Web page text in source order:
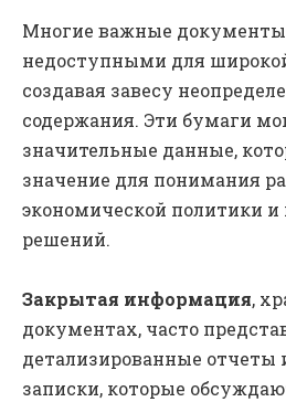
Многие важные документы
недоступными для
создавая завесу
содержания. Эти бумаги
значительные данные,
значение для понимания
экономической политики
решений.
Закрытая информация,
документах, часто
детализированные отчеты
записки, которые